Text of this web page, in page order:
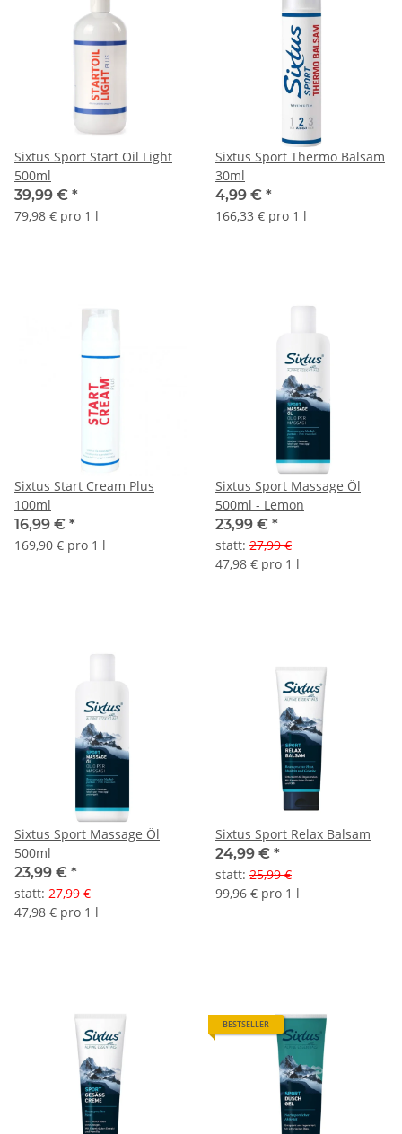
Sixtus Sport Start Oil Light
500ml
39,99 € *
79,98 € pro 1 l
Sixtus Sport Thermo Balsam
30ml
4,99 € *
166,33 € pro 1 l
Sixtus Start Cream Plus
100ml
16,99 € *
169,90 € pro 1 l
Sixtus Sport Massage Öl
500ml - Lemon
23,99 € *
statt: 27,99 €
47,98 € pro 1 l
Sixtus Sport Massage Öl
500ml
23,99 € *
statt: 27,99 €
47,98 € pro 1 l
Sixtus Sport Relax Balsam
24,99 € *
statt: 25,99 €
99,96 € pro 1 l
BESTSELLER